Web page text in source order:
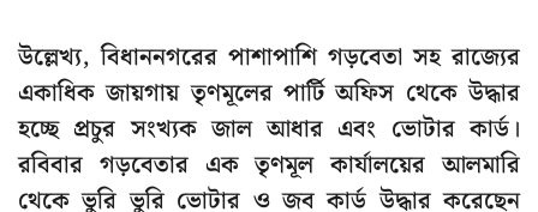
উল্লেখ্য, বিধাননগরের পাশাপাশি গড়বেতা সহ রাজ্যের
একাধিক জায়গায় তৃণমূলের পার্টি অফিস থেকে উদ্ধার
হচ্ছে প্রচুর সংখ্যক জাল আধার এবং ভোটার কার্ড।
রবিবার গড়বেতার এক তৃণমূল কার্যালয়ের আলমারি
থেকে ভুরি ভুরি ভোটার ও জব কার্ড উদ্ধার করেছেন